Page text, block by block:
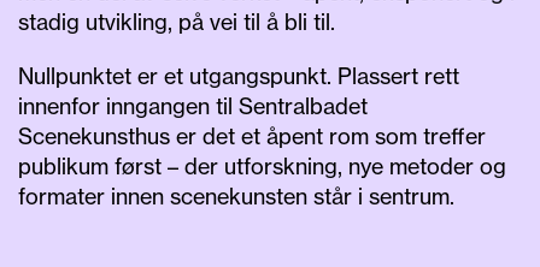
stadig utvikling, på vei til å bli til.
Nullpunktet er et utgangspunkt. Plassert rett
innenfor inngangen til Sentralbadet
Scenekunsthus er det et åpent rom som treffer
publikum først – der utforskning, nye metoder og
formater innen scenekunsten står i sentrum.